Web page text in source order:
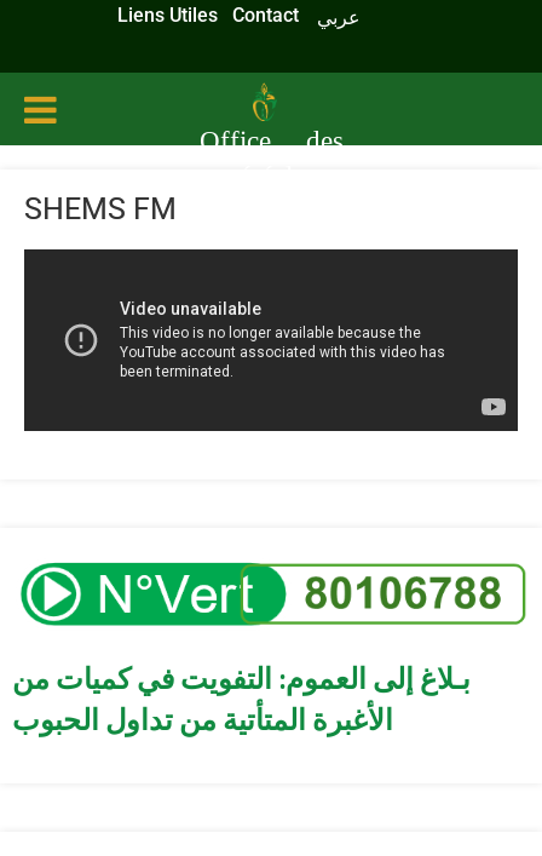
Liens Utiles Contact عربي
Office des
SHEMS FM
بـلاغ إلى العموم: التفويت في كميات من
الأغبرة المتأتية من تداول الحبوب